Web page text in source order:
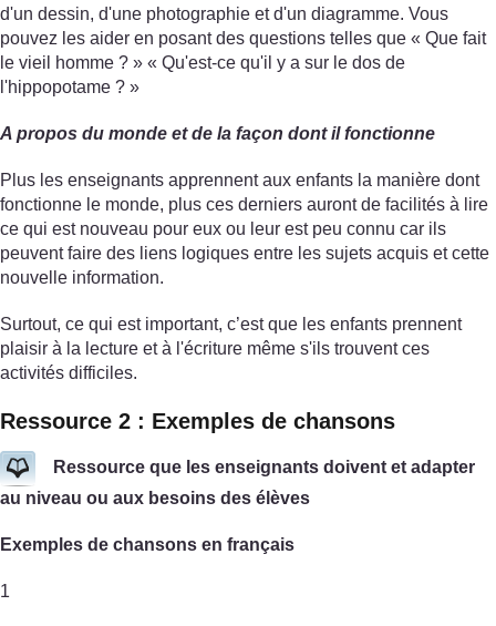
d'un dessin, d'une photographie et d'un diagramme. Vous
pouvez les aider en posant des questions telles que « Que fait
le vieil homme ? » « Qu'est-ce qu'il y a sur le dos de
l'hippopotame ? »
A propos du monde et de la façon dont il fonctionne
Plus les enseignants apprennent aux enfants la manière dont
fonctionne le monde, plus ces derniers auront de facilités à lire
ce qui est nouveau pour eux ou leur est peu connu car ils
peuvent faire des liens logiques entre les sujets acquis et cette
nouvelle information.
Surtout, ce qui est important, c’est que les enfants prennent
plaisir à la lecture et à l'écriture même s'ils trouvent ces
activités difficiles.
Ressource 2 : Exemples de chansons
Ressource que les enseignants doivent et adapter
au niveau ou aux besoins des élèves
Exemples de chansons en français
1